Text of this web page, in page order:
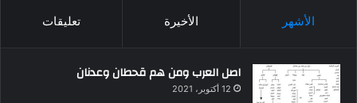
الأشهر الأخيرة تعليقات
اصل العرب ومن هم قحطان وعدنان
12 أكتوبر، 2021